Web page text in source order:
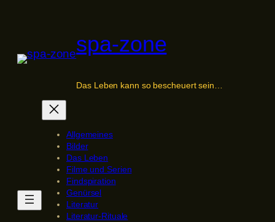
spa-zone
Das Leben kann so bescheuert sein…
Allgemeines
Bilder
Das Leben
Filme und Serien
Findspiration
Genürsel
Literatur
Literatur-Rituale